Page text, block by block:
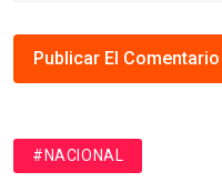
#NACIONAL